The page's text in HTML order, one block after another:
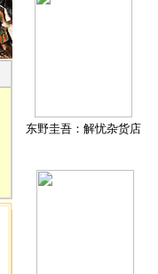
东野圭吾：解忧杂货店